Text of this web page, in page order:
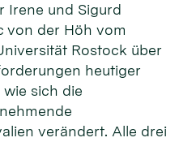
Irene und Sigurd
von der Höh vom
Rostock über
heutiger
sich die
verändert. Alle drei